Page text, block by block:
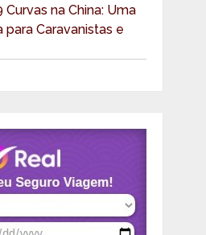
Curvas na China: Uma
para Caravanistas e